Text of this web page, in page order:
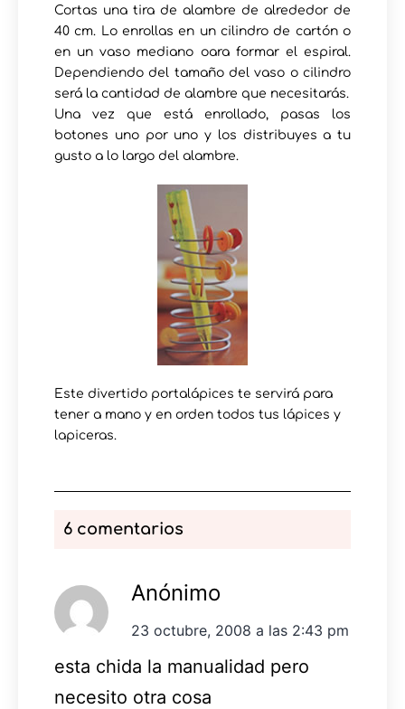
Cortas una tira de alambre de alrededor de
40 cm. Lo enrollas en un cilindro de cartón o
en un vaso mediano oara formar el espiral.
Dependiendo del tamaño del vaso o cilindro
será la cantidad de alambre que necesitarás.
Una vez que está enrollado, pasas los
botones uno por uno y los distribuyes a tu
gusto a lo largo del alambre.
Este divertido portalápices te servirá para
tener a mano y en orden todos tus lápices y
lapiceras.
6 comentarios
Anónimo
23 octubre, 2008 a las 2:43 pm
esta chida la manualidad pero
necesito otra cosa